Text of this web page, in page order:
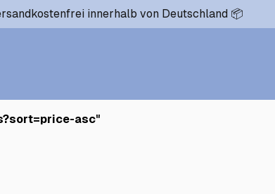
innerhalb von Deutschland 📦
asc"